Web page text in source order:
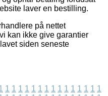
laver en bestilling.
på nettet
kan ikke give garantier
siden seneste
1 1 1 1 1 1 1 1 1 1 1 1 1 1 1